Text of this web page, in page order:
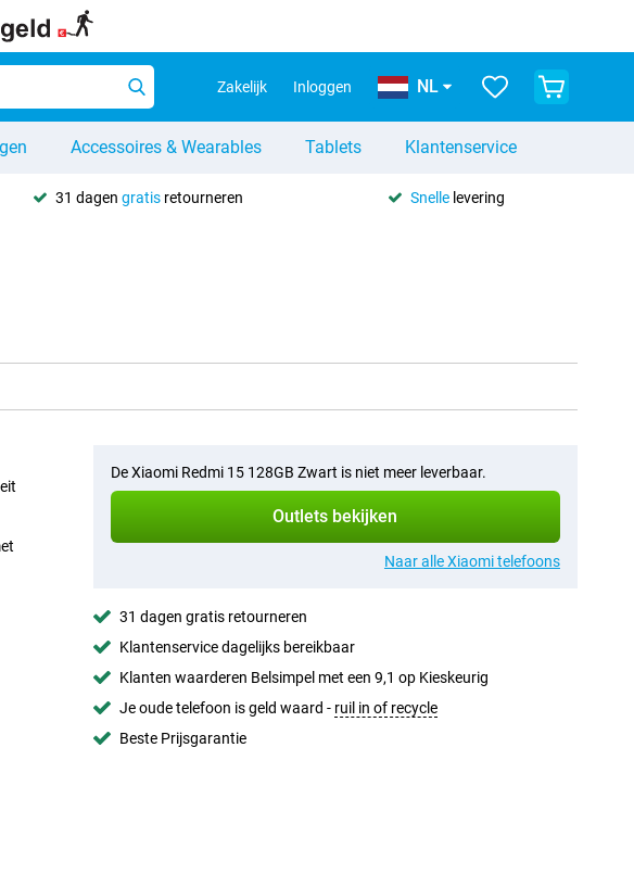
Zakelijk Inloggen NL
Accessoires & Wearables Tablets Klantenservice
31 dagen gratisretourneren Snellelevering
De Xiaomi Redmi 15 128GB Zwart is niet meer leverbaar.
Outlets bekijken
Naar alle Xiaomi telefoons
31 dagen gratis retourneren
Klantenservice dagelijks bereikbaar
Klanten waarderen Belsimpel met een 9,1 op Kieskeurig
Je oude telefoon is geld waard - ruil in of recycle
Beste Prijsgarantie